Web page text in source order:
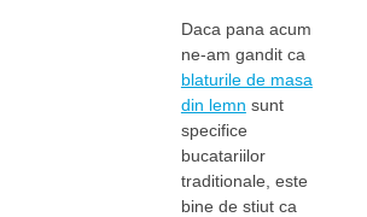
Daca pana acum
ne-am gandit ca
blaturile de masa
din lemn sunt
specifice
bucatariilor
traditionale, este
bine de stiut ca